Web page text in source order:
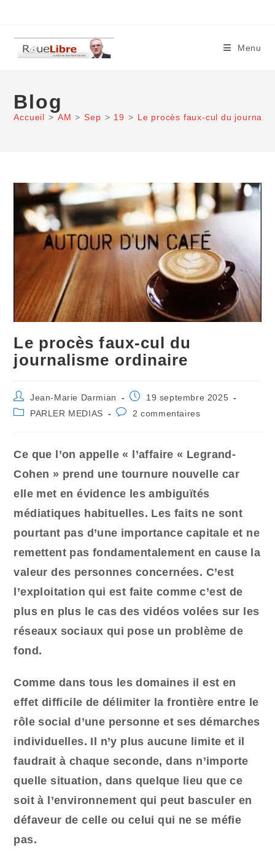
content
Menu
Blog
Accueil > AM > Sep > 19 > Le procès faux-cul du
Le procès faux-cul du
journalisme ordinaire
Auteur/autrice
de
la
Jean-Marie Darmian
Publication
19 septembre 2025
PostPARLER MEDIAS
Commentaires
2 commentaires
Ce que l’on appelle « l’affaire « Legrand-
Cohen » prend une tournure nouvelle car
elle met en évidence les ambiguïtés
médiatiques habituelles. Les faits ne sont
pourtant pas d’une importance capitale et ne
remettent pas fondamentalement en cause la
valeur des personnes concernées. C’est
l’exploitation qui est faite comme c’est de
plus en plus le cas des vidéos volées sur les
réseaux sociaux qui pose un problème de
fond.
Comme dans tous les domaines il est en
effet difficile de délimiter la frontière entre le
rôle social d’une personne et ses démarches
individuelles. Il n’y plus aucune limite et il
faudrait à chaque seconde, dans n’importe
quelle situation, dans quelque lieu que ce
soit à l’environnement qui peut basculer en
défaveur de celle ou celui qui ne se méfie
pas.